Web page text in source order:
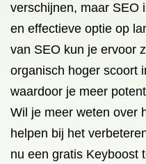
verschijnen, maar SEO
en effectieve optie op
van SEO kun je ervoor
organisch hoger scoort
waardoor je meer
Wil je meer weten over
helpen bij het
nu een gratis Keyboost